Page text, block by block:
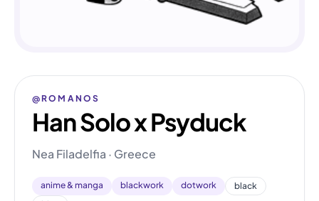
@ROMANOS
Han Solo x Psyduck
Nea Filadelfia · Greece
anime & manga blackwork dotwork
black